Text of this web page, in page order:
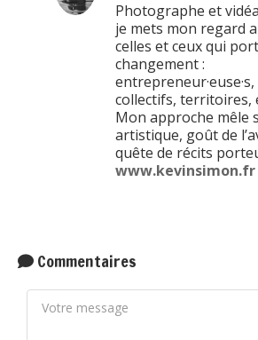
Photographe et
je mets mon regard
celles et ceux qui
changement :
collectifs, territoires,
Mon approche mêle
artistique, goût de
quête de récits
www.kevinsimon.fr
Commentaires